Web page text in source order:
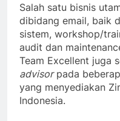
Salah satu bisnis
dibidang email, baik
sistem, workshop/
audit dan
Team Excellent juga
advisorpada
yang menyediakan
Indonesia.